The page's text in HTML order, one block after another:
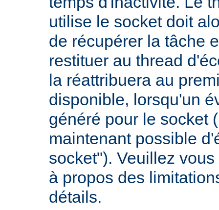
utilise le socket doit
de récupérer la tâche
restituer au thread
la réattribuera au
disponible, lorsqu'un
généré pour le socket
maintenant possible
socket"). Veuillez
à propos des
détails.